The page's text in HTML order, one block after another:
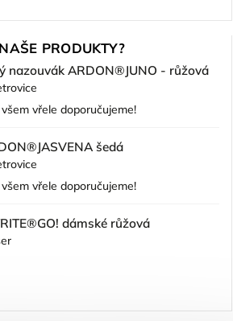
PRODUKTY?
nazouvák ARDON®JUNO - růžová
vřele doporučujeme!
šedá
vřele doporučujeme!
dámské růžová